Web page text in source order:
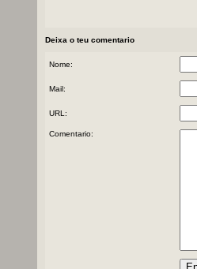
Deixa o teu comentario
Nome:
Mail:
URL:
Comentario: